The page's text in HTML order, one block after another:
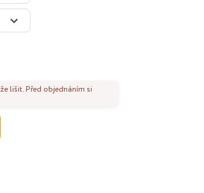
lišit. Před objednáním si